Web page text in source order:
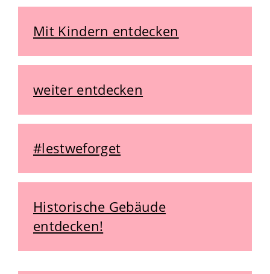
Mit Kindern entdecken
weiter entdecken
#lestweforget
Historische Gebäude
entdecken!